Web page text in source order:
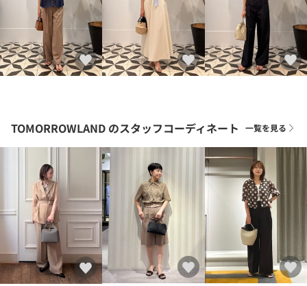
TOMORROWLAND のスタッフコーディネート 一覧を見る